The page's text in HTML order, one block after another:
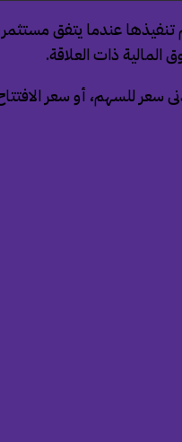
عندما يتفق
المالية ذات العلاقة.
سعر للسهم، أو سعر